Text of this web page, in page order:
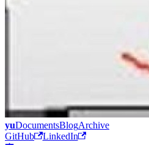
yuDocumentsBlogArchive
GitHub
LinkedIn